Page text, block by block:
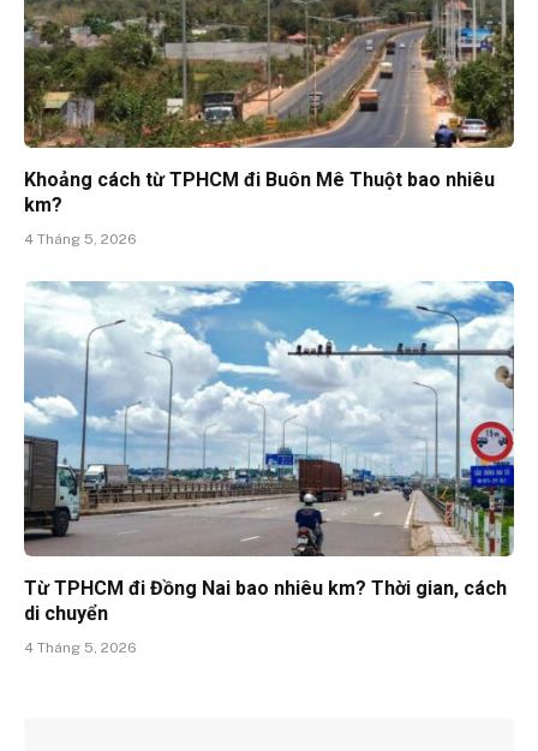
Khoảng cách từ TPHCM đi Buôn Mê Thuột bao nhiêu
km?
4 Tháng 5, 2026
Từ TPHCM đi Đồng Nai bao nhiêu km? Thời gian, cách
di chuyển
4 Tháng 5, 2026